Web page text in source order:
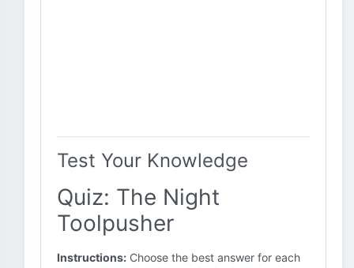
Test Your Knowledge
Quiz: The Night
Toolpusher
Instructions: Choose the best answer for each